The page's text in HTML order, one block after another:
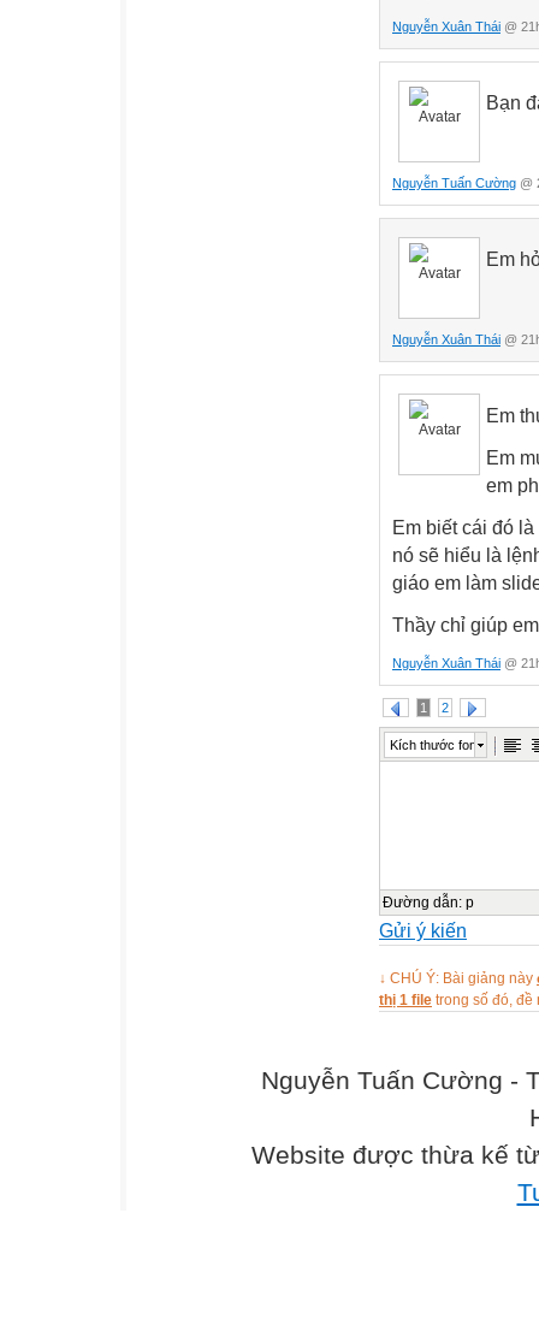
Nguyễn Xuân Thái @
Bạn
Nguyễn Tuấn Cường @
Em
Nguyễn Xuân Thái @
Em
Em
em
Em biết cái đó
nó sẽ hiểu là
giáo em làm
Thầy chỉ giúp
Nguyễn Xuân Thái @
1 2
Kích thước font
Đường dẫn: p
Gửi ý kiến
↓ CHÚ Ý: Bài giảng này
thị 1 file trong số đó, đề
Nguyễn Tuấn Cường -
Website được thừa kế